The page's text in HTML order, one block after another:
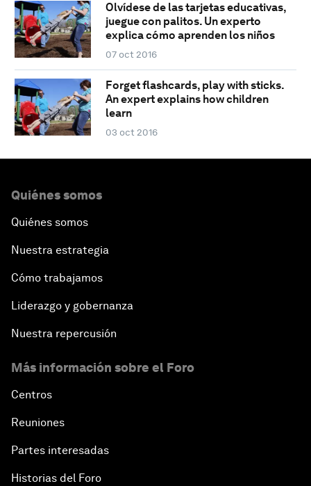
Olvídese de las tarjetas educativas,
juegue con palitos. Un experto
explica cómo aprenden los niños
07 oct 2016
Forget flashcards, play with sticks.
An expert explains how children
learn
03 oct 2016
Quiénes somos
Quiénes somos
Nuestra estrategia
Cómo trabajamos
Liderazgo y gobernanza
Nuestra repercusión
Más información sobre el Foro
Centros
Reuniones
Partes interesadas
Historias del Foro